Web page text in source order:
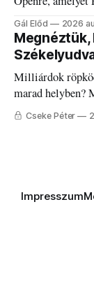
discgolfpályáján
Gál Előd 2026
Megnéztük,
Milliárdok
marad helyben?
Cseke Péter
Impresszum